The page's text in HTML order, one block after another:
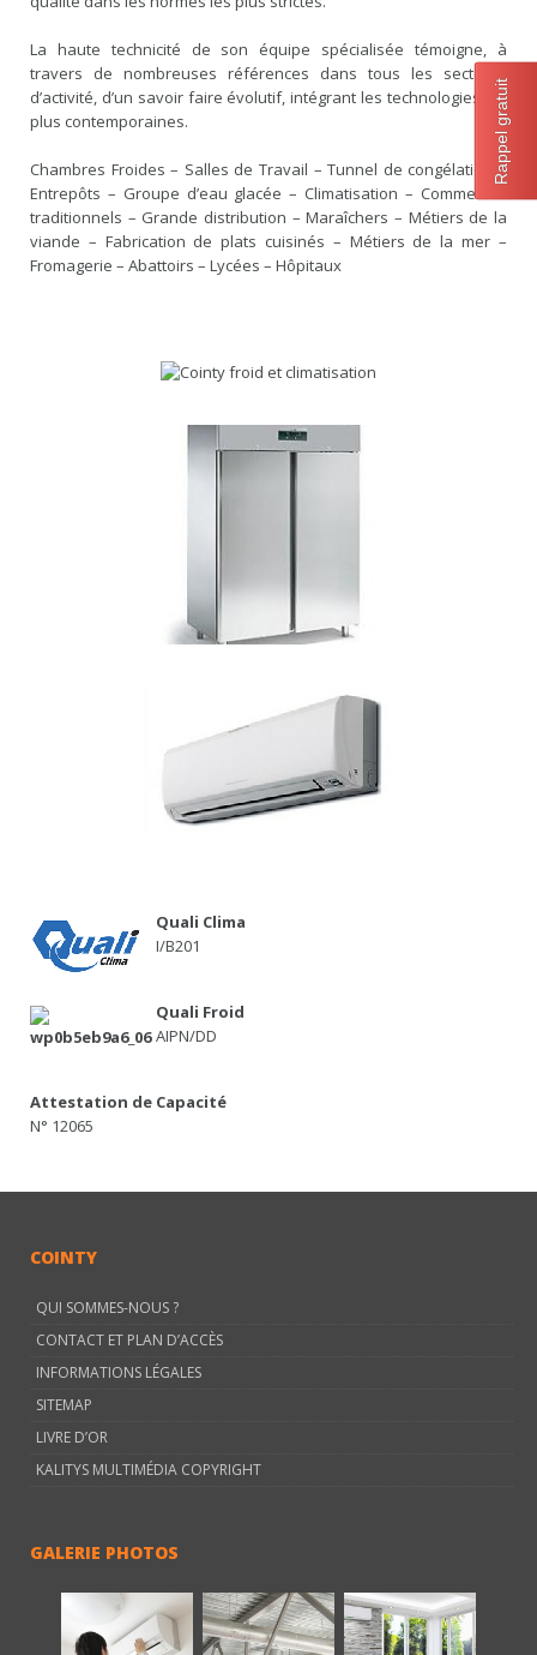
Rappel gratuit
La haute technicité de son équipe spécialisée témoigne, à
travers de nombreuses références dans tous les secteurs
d’activité, d’un savoir faire évolutif, intégrant les technologies les
plus contemporaines.
Chambres Froides – Salles de Travail – Tunnel de congélation –
Entrepôts – Groupe d’eau glacée – Climatisation – Commerces
traditionnels – Grande distribution – Maraîchers – Métiers de la
viande – Fabrication de plats cuisinés – Métiers de la mer –
Fromagerie – Abattoirs – Lycées – Hôpitaux
Quali Clima
I/B201
Quali Froid
AIPN/DD
Attestation de Capacité
N° 12065
COINTY
QUI SOMMES-NOUS ?
CONTACT ET PLAN D’ACCÈS
INFORMATIONS LÉGALES
SITEMAP
LIVRE D’OR
KALITYS MULTIMÉDIA COPYRIGHT
GALERIE PHOTOS